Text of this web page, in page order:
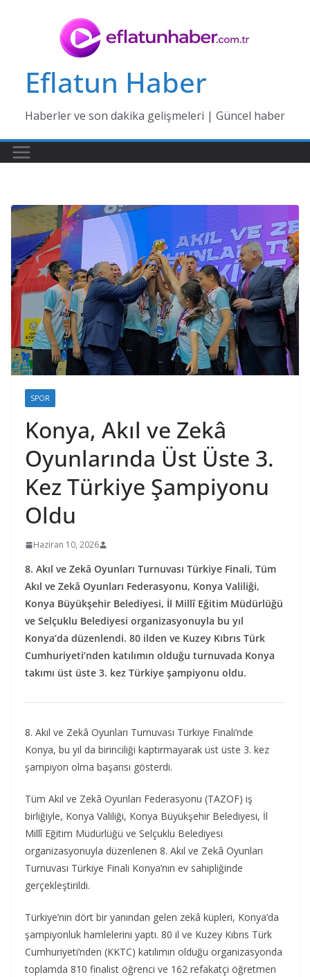
Eflatun Haber
Haberler ve son dakika gelişmeleri | Güncel haber
SPOR
Konya, Akıl ve Zekâ
Oyunlarında Üst Üste 3.
Kez Türkiye Şampiyonu
Oldu
Haziran 10, 2026
8. Akıl ve Zekâ Oyunları Turnuvası Türkiye Finali, Tüm
Akıl ve Zekâ Oyunları Federasyonu, Konya Valiliği,
Konya Büyükşehir Belediyesi, İl Millî Eğitim Müdürlüğü
ve Selçuklu Belediyesi organizasyonuyla bu yıl
Konya’da düzenlendi. 80 ilden ve Kuzey Kıbrıs Türk
Cumhuriyeti’nden katılımın olduğu turnuvada Konya
takımı üst üste 3. kez Türkiye şampiyonu oldu.
8. Akıl ve Zekâ Oyunları Turnuvası Türkiye Finali’nde
Konya, bu yıl da birinciliği kaptırmayarak üst üste 3. kez
şampiyon olma başarısı gösterdi.
Tüm Akıl ve Zekâ Oyunları Federasyonu (TAZOF) iş
birliğiyle, Konya Valiliği, Konya Büyükşehir Belediyesi, İl
Millî Eğitim Müdürlüğü ve Selçuklu Belediyesi
organizasyonuyla düzenlenen 8. Akıl ve Zekâ Oyunları
Turnuvası Türkiye Finali Konya’nın ev sahipliğinde
gerçekleştirildi.
Türkiye’nin dört bir yanından gelen zekâ küpleri, Konya’da
şampiyonluk hamlelerini yaptı. 80 il ve Kuzey Kıbrıs Türk
Cumhuriyeti’nden (KKTC) katılımın olduğu organizasyonda
toplamda 810 finalist öğrenci ve 162 refakatçi öğretmen